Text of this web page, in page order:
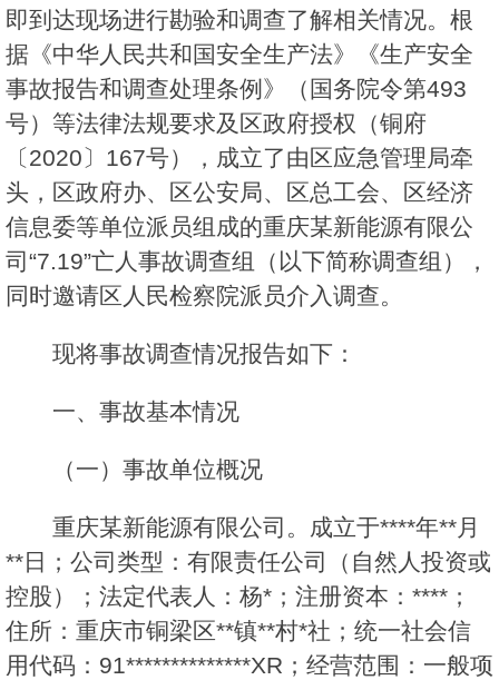
即到达现场进行勘验和调查了解相关情况。根
据《中华人民共和国安全生产法》《生产安全
事故报告和调查处理条例》（国务院令第493
号）等法律法规要求及区政府授权（铜府
〔2020〕167号），成立了由区应急管理局牵
头，区政府办、区公安局、区总工会、区经济
信息委等单位派员组成的重庆某新能源有限公
司“7.19”亡人事故调查组（以下简称调查组），
同时邀请区人民检察院派员介入调查。
现将事故调查情况报告如下：
一、事故基本情况
（一）事故单位概况
重庆某新能源有限公司。成立于****年**月
**日；公司类型：有限责任公司（自然人投资或
控股）；法定代表人：杨*；注册资本：****；
住所：重庆市铜梁区**镇**村*社；统一社会信
用代码：91**************XR；经营范围：一般项